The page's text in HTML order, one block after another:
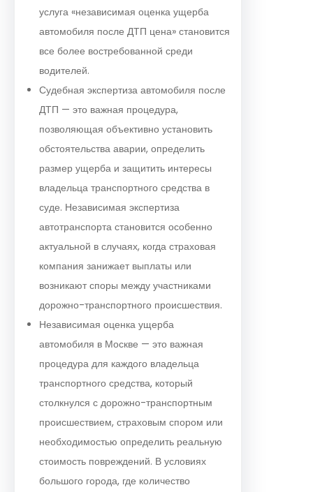
услуга «независимая оценка ущерба
автомобиля после ДТП цена» становится
все более востребованной среди
водителей.
Судебная экспертиза автомобиля после
ДТП — это важная процедура,
позволяющая объективно установить
обстоятельства аварии, определить
размер ущерба и защитить интересы
владельца транспортного средства в
суде. Независимая экспертиза
автотранспорта становится особенно
актуальной в случаях, когда страховая
компания занижает выплаты или
возникают споры между участниками
дорожно-транспортного происшествия.
Независимая оценка ущерба
автомобиля в Москве — это важная
процедура для каждого владельца
транспортного средства, который
столкнулся с дорожно-транспортным
происшествием, страховым спором или
необходимостью определить реальную
стоимость повреждений. В условиях
большого города, где количество